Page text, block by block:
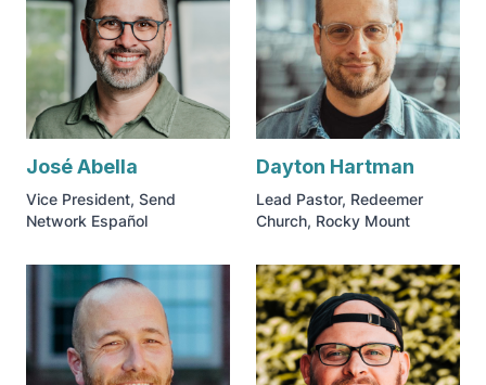
José Abella
Vice President, Send
Network Español
Dayton Hartman
Lead Pastor, Redeemer
Church, Rocky Mount